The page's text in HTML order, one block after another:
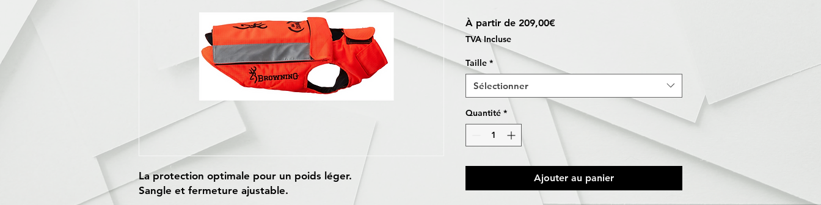
La protection optimale pour un poids léger.
Sangle et fermeture ajustable.
À partir de 209,00€Prix
TVA Incluse
Taille *
Sélectionner
Quantité *
Ajouter au panier